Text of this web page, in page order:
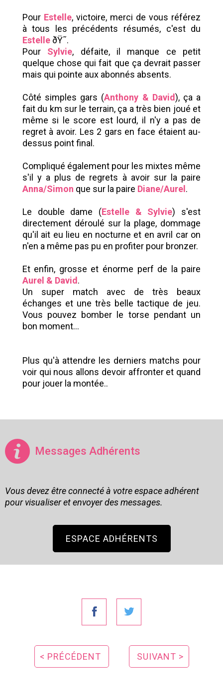
Pour Estelle, victoire, merci de vous référez
à tous les précédents résumés, c'est du
Estelle ðŸ˜.
Pour Sylvie, défaite, il manque ce petit
quelque chose qui fait que ça devrait passer
mais qui pointe aux abonnés absents.
Côté simples gars (Anthony & David), ça a
fait du km sur le terrain, ça a très bien joué et
même si le score est lourd, il n'y a pas de
regret à avoir. Les 2 gars en face étaient au-
dessus point final.
Compliqué également pour les mixtes même
s'il y a plus de regrets à avoir sur la paire
Anna/Simon que sur la paire Diane/Aurel .
Le double dame (Estelle & Sylvie) s'est
directement déroulé sur la plage, dommage
qu'il ait eu lieu en nocturne et en avril car on
n'en a même pas pu en profiter pour bronzer.
Et enfin, grosse et énorme perf de la paire
Aurel & David .
Un super match avec de très beaux
échanges et une très belle tactique de jeu.
Vous pouvez bomber le torse pendant un
bon moment...
Plus qu'à attendre les derniers matchs pour
voir qui nous allons devoir affronter et quand
pour jouer la montée..
Messages Adhérents
Vous devez être connecté à votre espace adhérent
pour visualiser et envoyer des messages.
ESPACE ADHÉRENTS
< PRÉCÉDENT SUIVANT >